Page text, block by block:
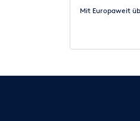
Mit Europaweit